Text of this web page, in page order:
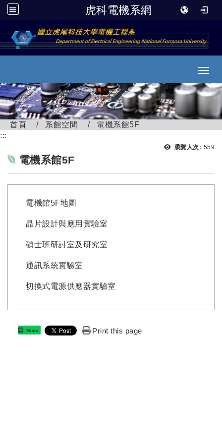
虎科電機系網
跳到主要內容
首頁 系館空間
電機系館5F
:::
瀏覽人次: 瀏覽
559
電機系館5F
電機館5F地圖
晶片設計與應用實驗室
碩士班研討室及研究室
通訊系統實驗室
切換式電源供應器實驗室
Share Print this page